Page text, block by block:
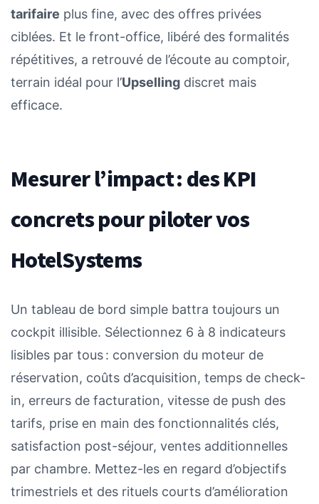
tarifaire plus fine, avec des offres privées
ciblées. Et le front-office, libéré des formalités
répétitives, a retrouvé de l’écoute au comptoir,
terrain idéal pour l’Upselling discret mais
efficace.
Mesurer l’impact : des KPI
concrets pour piloter vos
HotelSystems
Un tableau de bord simple battra toujours un
cockpit illisible. Sélectionnez 6 à 8 indicateurs
lisibles par tous : conversion du moteur de
réservation, coûts d’acquisition, temps de check-
in, erreurs de facturation, vitesse de push des
tarifs, prise en main des fonctionnalités clés,
satisfaction post-séjour, ventes additionnelles
par chambre. Mettez-les en regard d’objectifs
trimestriels et des rituels courts d’amélioration